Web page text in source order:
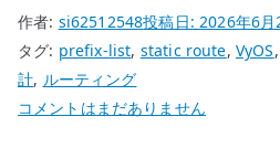
作者: si62512548投稿日:2026年6月
タグ: prefix-list, static route, VyOS,
計, ルーティング
VyOS
コメントはまだありません